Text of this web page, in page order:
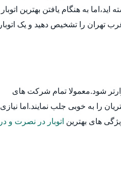
به هنگام یافتن بهترین اتوبار
تهران را تشخیص دهید و یک اتوبار
شود.معمولا تمام شرکت های
را به خوبی جلب نمایند.اما نیازی
های بهترین اتوبار در نصرت و در